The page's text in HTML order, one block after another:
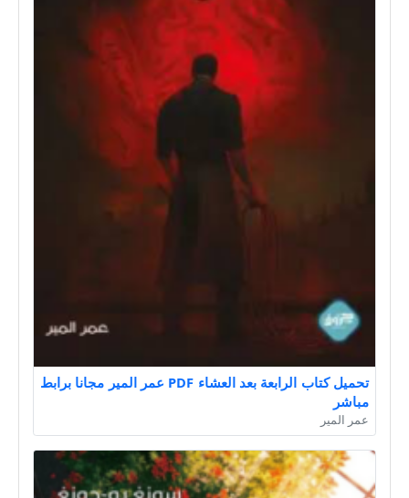
تحميل كتاب الرابعة بعد العشاء PDF عمر المير مجانا برابط
مباشر
عمر المير